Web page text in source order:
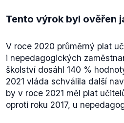
Tento výrok byl ověřen
V roce 2020 průměrný plat
i nepedagogických
školství dosáhl 140 %
2021 vláda schválila další
by v roce 2021 měl plat
oproti roku 2017, u